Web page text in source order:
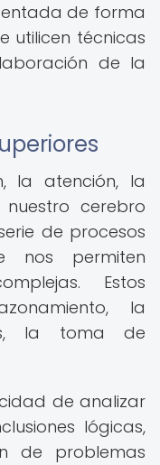
de forma
utilicen técnicas
de la
la atención, la
cerebro
de procesos
nos permiten
Estos
la
la toma de
de analizar
lógicas,
de problemas